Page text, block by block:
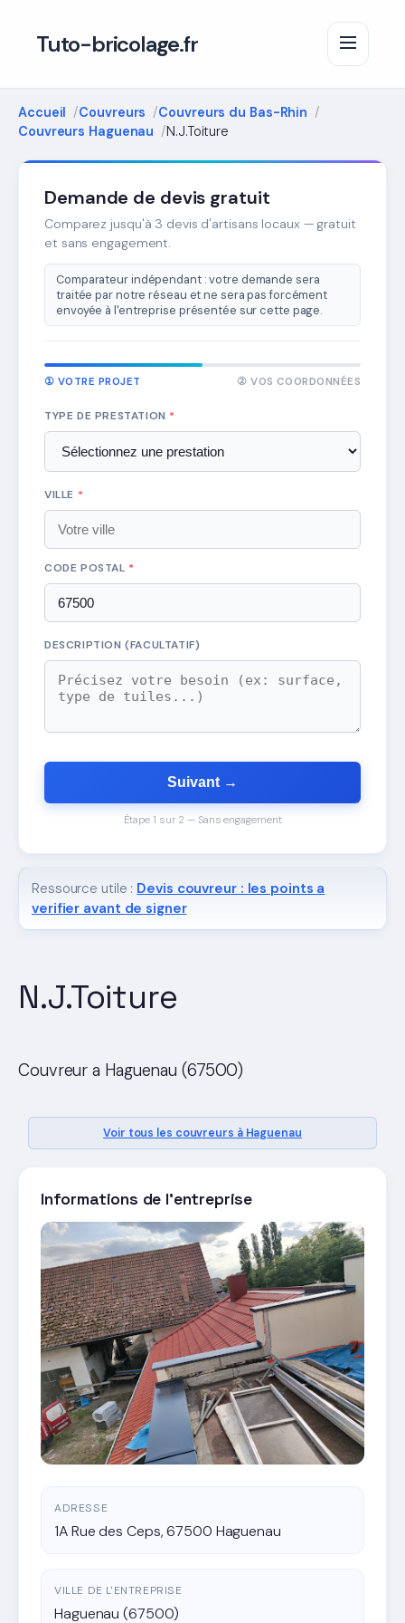
Tuto-bricolage.fr
Accueil Couvreurs
Couvreurs du Bas-Rhin
Couvreurs Haguenau
N.J.Toiture
N.J.Toiture
Couvreur a Haguenau (67500)
Voir tous les couvreurs à Haguenau
Informations de l'entreprise
ADRESSE
1A Rue des Ceps, 67500 Haguenau
VILLE DE L'ENTREPRISE
Haguenau (67500)
Demande de devis gratuit
Comparez jusqu'à 3 devis d'artisans locaux — gratuit
et sans engagement.
Comparateur indépendant : votre demande sera
traitée par notre réseau et ne sera pas forcément
envoyée à l'entreprise présentée sur cette page.
① VOTRE PROJET ② VOS COORDONNÉES
TYPE DE PRESTATION *
VILLE *
CODE POSTAL *
DESCRIPTION (FACULTATIF)
Suivant →
Étape 1 sur 2 — Sans engagement
Ressource utile : Devis couvreur : les points a
verifier avant de signer